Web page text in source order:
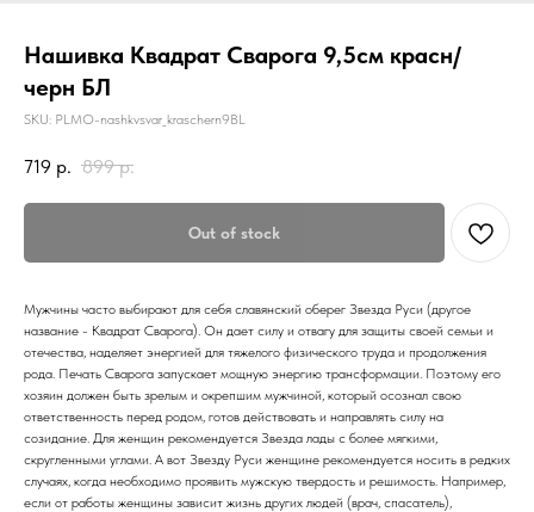
Нашивка Квадрат Сварога 9,5см красн/
черн БЛ
SKU: PLMO-nashkvsvar_kraschern9BL
719 р. 899 р.
Out of stock
Мужчины часто выбирают для себя славянский оберег Звезда Руси (другое
название - Квадрат Сварога). Он дает силу и отвагу для защиты своей семьи и
отечества, наделяет энергией для тяжелого физического труда и продолжения
рода. Печать Сварога запускает мощную энергию трансформации. Поэтому его
хозяин должен быть зрелым и окрепшим мужчиной, который осознал свою
ответственность перед родом, готов действовать и направлять силу на
созидание. Для женщин рекомендуется Звезда лады с более мягкими,
скругленными углами. А вот Звезду Руси женщине рекомендуется носить в редких
случаях, когда необходимо проявить мужскую твердость и решимость. Например,
если от работы женщины зависит жизнь других людей (врач, спасатель),